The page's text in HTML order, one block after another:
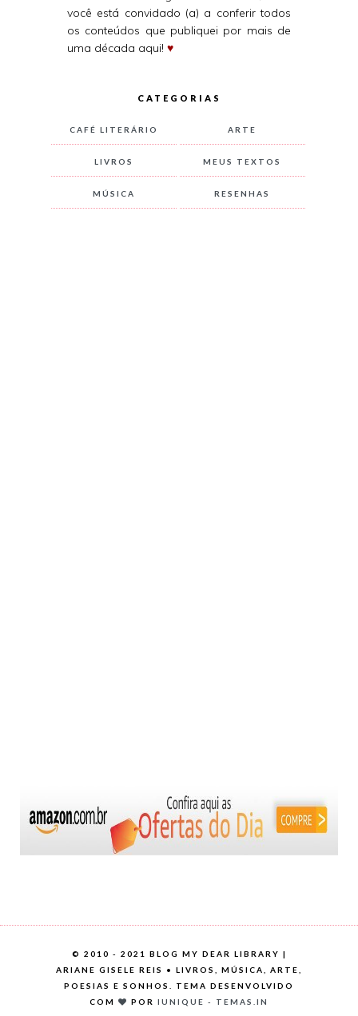
você está convidado (a) a conferir todos
os conteúdos que publiquei por mais de
uma década aqui! ♥
CATEGORIAS
CAFÉ LITERÁRIO ARTE
LIVROS MEUS TEXTOS
MÚSICA RESENHAS
© 2010 - 2021 BLOG MY DEAR LIBRARY |
ARIANE GISELE REIS • LIVROS, MÚSICA, ARTE,
POESIAS E SONHOS. TEMA DESENVOLVIDO
COM
POR IUNIQUE - TEMAS.IN